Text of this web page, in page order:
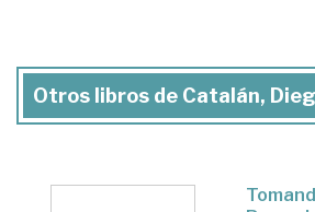
Otros libros de Catalán,